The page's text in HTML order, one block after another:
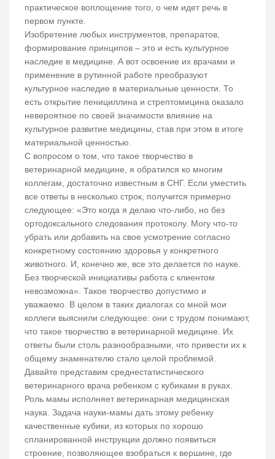
практическое воплощение того, о чем идет речь в
первом пункте.
Изобретение любых инструментов, препаратов,
формирование принципов – это и есть культурное
наследие в медицине. А вот освоение их врачами и
применение в рутинной работе преобразуют
культурное наследие в материальные ценности. То
есть открытие пенициллина и стрептомицина оказало
невероятное по своей значимости влияние на
культурное развитие медицины, став при этом в итоге
материальной ценностью.
С вопросом о том, что такое творчество в
ветеринарной медицине, я обратился ко многим
коллегам, достаточно известным в СНГ. Если уместить
все ответы в несколько строк, получится примерно
следующее: «Это когда я делаю что-либо, но без
ортодоксального следования протоколу. Могу что-то
убрать или добавить на свое усмотрение согласно
конкретному состоянию здоровья у конкретного
животного. И, конечно же, все это делается по науке.
Без творческой инициативы работа с клиентом
невозможна». Такое творчество допустимо и
уважаемо. В целом в таких диалогах со мной мои
коллеги выяснили следующее: они с трудом понимают,
что такое творчество в ветеринарной медицине. Их
ответы были столь разнообразными, что привести их к
общему знаменателю стало целой проблемой.
Давайте представим среднестатистического
ветеринарного врача ребенком с кубиками в руках.
Роль мамы исполняет ветеринарная медицинская
наука. Задача науки-мамы дать этому ребенку
качественные кубики, из которых по хорошо
спланированной инструкции должно появиться
строение, позволяющее взобраться к вершине, где